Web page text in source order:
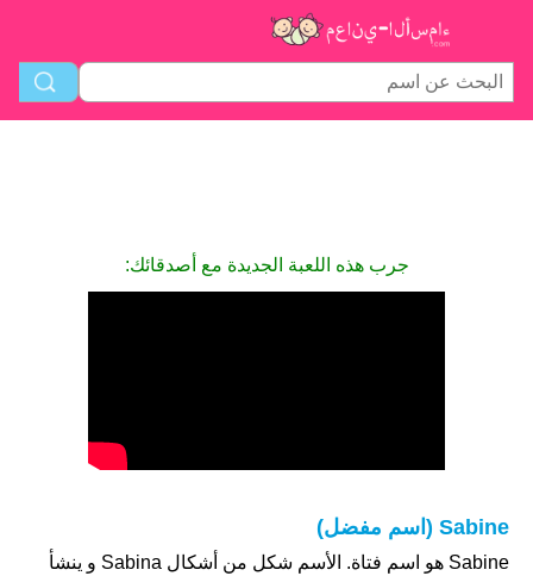
جرب هذه اللعبة الجديدة مع أصدقائك:
Sabine (اسم مفضل)
Sabine هو اسم فتاة. الأسم شكل من أشكال Sabina و ينشأ